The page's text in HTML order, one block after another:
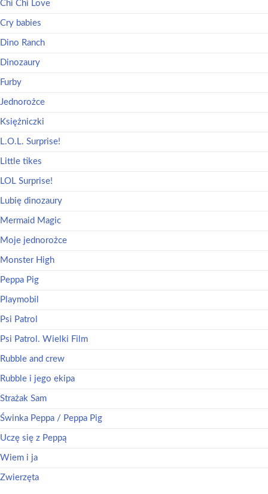
Chi Chi Love
Cry babies
Dino Ranch
Dinozaury
Furby
Jednorożce
Księżniczki
L.O.L. Surprise!
Little tikes
LOL Surprise!
Lubię dinozaury
Mermaid Magic
Moje jednorożce
Monster High
Peppa Pig
Playmobil
Psi Patrol
Psi Patrol. Wielki Film
Rubble and crew
Rubble i jego ekipa
Strażak Sam
Świnka Peppa / Peppa Pig
Uczę się z Peppą
Wiem i ja
Zwierzęta